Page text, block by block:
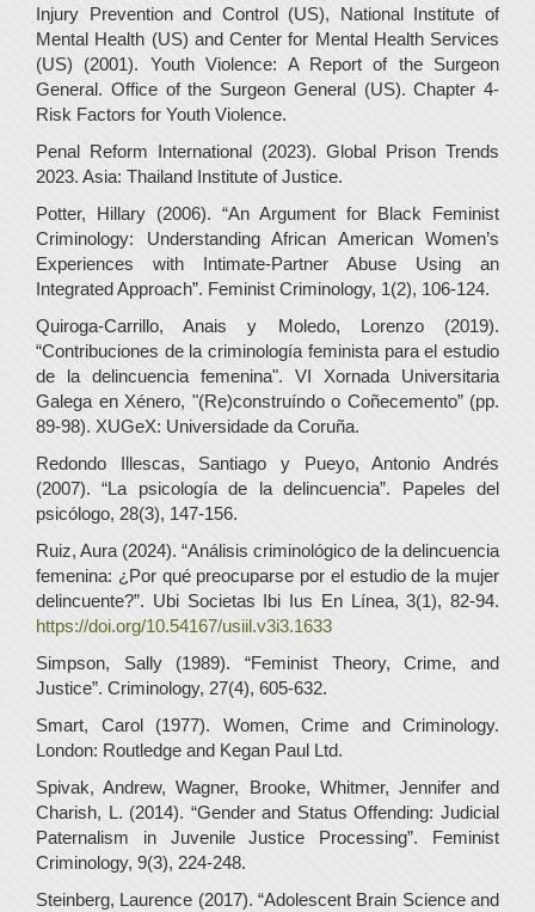
Injury Prevention and Control (US), National Institute of
Mental Health (US) and Center for Mental Health Services
(US) (2001). Youth Violence: A Report of the Surgeon
General. Office of the Surgeon General (US). Chapter 4-
Risk Factors for Youth Violence.
Penal Reform International (2023). Global Prison Trends
2023. Asia: Thailand Institute of Justice.
Potter, Hillary (2006). “An Argument for Black Feminist
Criminology: Understanding African American Women’s
Experiences with Intimate-Partner Abuse Using an
Integrated Approach”. Feminist Criminology, 1(2), 106-124.
Quiroga-Carrillo, Anais y Moledo, Lorenzo (2019).
“Contribuciones de la criminología feminista para el estudio
de la delincuencia femenina". VI Xornada Universitaria
Galega en Xénero, "(Re)construíndo o Coñecemento” (pp.
89-98). XUGeX: Universidade da Coruña.
Redondo Illescas, Santiago y Pueyo, Antonio Andrés
(2007). “La psicología de la delincuencia”. Papeles del
psicólogo, 28(3), 147-156.
Ruiz, Aura (2024). “Análisis criminológico de la delincuencia
femenina: ¿Por qué preocuparse por el estudio de la mujer
delincuente?”. Ubi Societas Ibi Ius En Línea, 3(1), 82-94.
https://doi.org/10.54167/usiil.v3i3.1633
Simpson, Sally (1989). “Feminist Theory, Crime, and
Justice”. Criminology, 27(4), 605-632.
Smart, Carol (1977). Women, Crime and Criminology.
London: Routledge and Kegan Paul Ltd.
Spivak, Andrew, Wagner, Brooke, Whitmer, Jennifer and
Charish, L. (2014). “Gender and Status Offending: Judicial
Paternalism in Juvenile Justice Processing”. Feminist
Criminology, 9(3), 224-248.
Steinberg, Laurence (2017). “Adolescent Brain Science and